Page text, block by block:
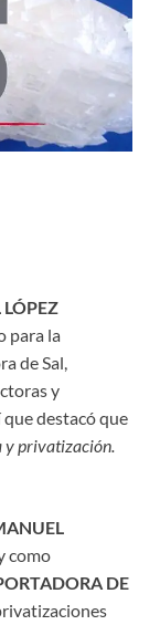
para la
de Sal,
y
destacó que
y privatización.
como
DE